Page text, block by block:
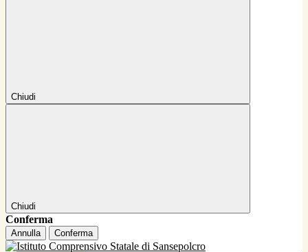
Chiudi
Chiudi
Conferma
Annulla Conferma